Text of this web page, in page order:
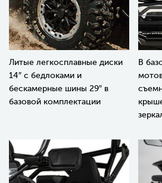
Литые легкосплавные диски
14″ с бедлоками и
бескамерные шины 29″ в
базовой комплектации
В